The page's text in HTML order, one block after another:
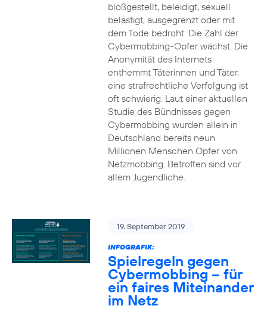
bloßgestellt, beleidigt, sexuell
belästigt, ausgegrenzt oder mit
dem Tode bedroht: Die Zahl der
Cybermobbing-Opfer wächst. Die
Anonymität des Internets
enthemmt Täterinnen und Täter,
eine strafrechtliche Verfolgung ist
oft schwierig. Laut einer aktuellen
Studie des Bündnisses gegen
Cybermobbing wurden allein in
Deutschland bereits neun
Millionen Menschen Opfer von
Netzmobbing. Betroffen sind vor
allem Jugendliche.
19. September 2019
INFOGRAFIK:
Spielregeln gegen
Cybermobbing – für
ein faires Miteinander
im Netz